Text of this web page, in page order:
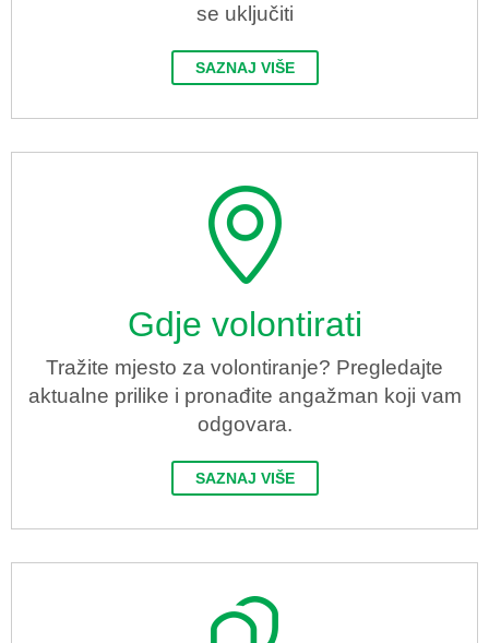
se uključiti
SAZNAJ VIŠE
Gdje volontirati
Tražite mjesto za volontiranje? Pregledajte
aktualne prilike i pronađite angažman koji vam
odgovara.
SAZNAJ VIŠE